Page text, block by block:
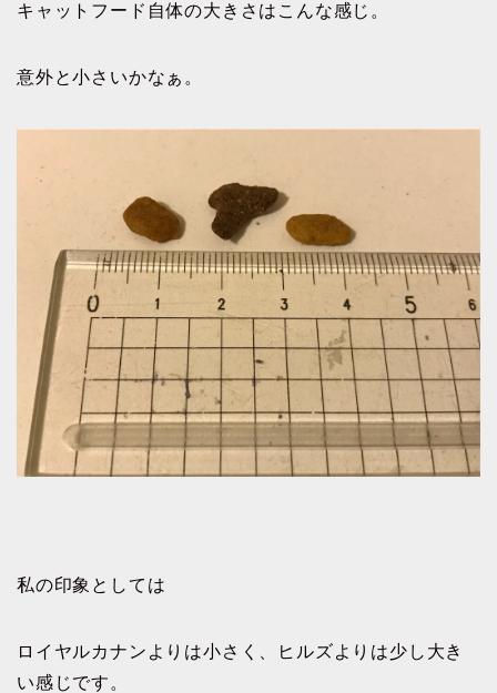
キャットフード自体の大きさはこんな感じ。
意外と小さいかなぁ。
私の印象としては
ロイヤルカナンよりは小さく、ヒルズよりは少し大き
い感じです。